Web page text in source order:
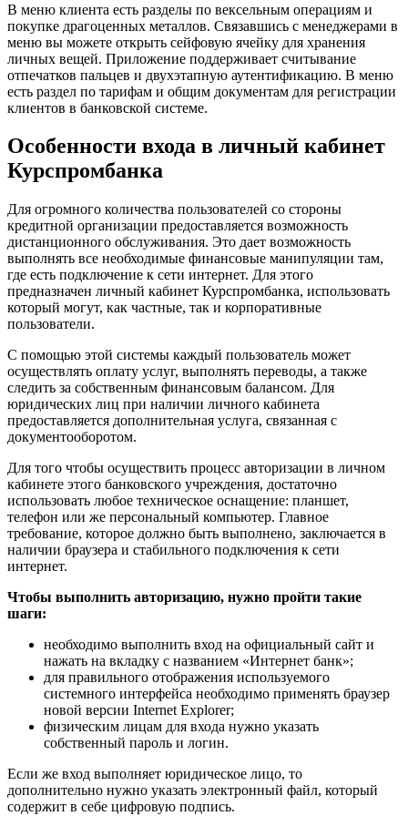
В меню клиента есть разделы по вексельным операциям и
покупке драгоценных металлов. Связавшись с менеджерами в
меню вы можете открыть сейфовую ячейку для хранения
личных вещей. Приложение поддерживает считывание
отпечатков пальцев и двухэтапную аутентификацию. В меню
есть раздел по тарифам и общим документам для регистрации
клиентов в банковской системе.
Особенности входа в личный кабинет
Курспромбанка
Для огромного количества пользователей со стороны
кредитной организации предоставляется возможность
дистанционного обслуживания. Это дает возможность
выполнять все необходимые финансовые манипуляции там,
где есть подключение к сети интернет. Для этого
предназначен личный кабинет Курспромбанка, использовать
который могут, как частные, так и корпоративные
пользователи.
С помощью этой системы каждый пользователь может
осуществлять оплату услуг, выполнять переводы, а также
следить за собственным финансовым балансом. Для
юридических лиц при наличии личного кабинета
предоставляется дополнительная услуга, связанная с
документооборотом.
Для того чтобы осуществить процесс авторизации в личном
кабинете этого банковского учреждения, достаточно
использовать любое техническое оснащение: планшет,
телефон или же персональный компьютер. Главное
требование, которое должно быть выполнено, заключается в
наличии браузера и стабильного подключения к сети
интернет.
Чтобы выполнить авторизацию, нужно пройти такие
шаги:
необходимо выполнить вход на официальный сайт и
нажать на вкладку с названием «Интернет банк»;
для правильного отображения используемого
системного интерфейса необходимо применять браузер
новой версии Internet Explorer;
физическим лицам для входа нужно указать
собственный пароль и логин.
Если же вход выполняет юридическое лицо, то
дополнительно нужно указать электронный файл, который
содержит в себе цифровую подпись.